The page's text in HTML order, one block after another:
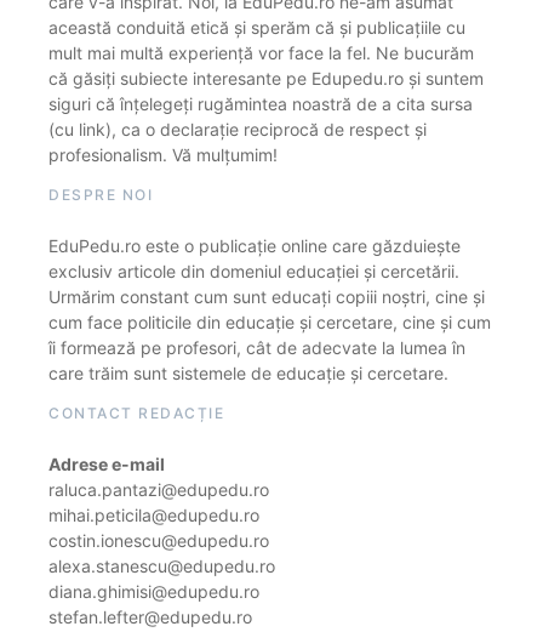
această conduită etică și sperăm că și publicațiile cu
mult mai multă experiență vor face la fel. Ne bucurăm
că găsiți subiecte interesante pe Edupedu.ro și suntem
siguri că înțelegeți rugămintea noastră de a cita sursa
(cu link), ca o declarație reciprocă de respect și
profesionalism. Vă mulțumim!
DESPRE NOI
EduPedu.ro este o publicație online care găzduiește
exclusiv articole din domeniul educației și cercetării.
Urmărim constant cum sunt educați copiii noștri, cine și
cum face politicile din educație și cercetare, cine și cum
îi formează pe profesori, cât de adecvate la lumea în
care trăim sunt sistemele de educație și cercetare.
CONTACT REDACȚIE
Adrese e-mail
raluca.pantazi@edupedu.ro
mihai.peticila@edupedu.ro
costin.ionescu@edupedu.ro
alexa.stanescu@edupedu.ro
diana.ghimisi@edupedu.ro
stefan.lefter@edupedu.ro